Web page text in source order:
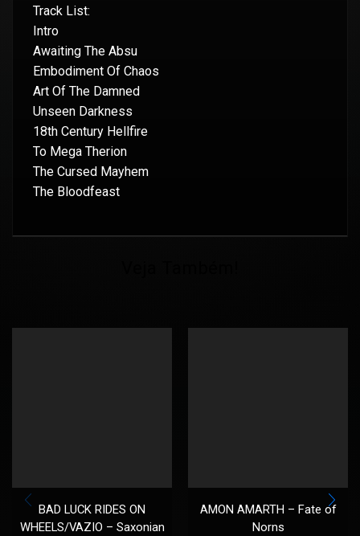
Track List:
Intro
Awaiting The Absu
Embodiment Of Chaos
Art Of The Damned
Unseen Darkness
18th Century Hellfire
To Mega Therion
The Cursed Mayhem
The Bloodfeast
BAD LUCK RIDES ON
WHEELS/VAZIO – Saxonian
AMON AMARTH – Fate of
Norns